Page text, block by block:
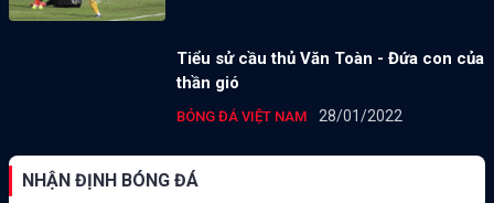
Tiểu sử cầu thủ Văn Toàn - Đứa con của
thần gió
BÓNG ĐÁ VIỆT NAM 28/01/2022
NHẬN ĐỊNH BÓNG ĐÁ